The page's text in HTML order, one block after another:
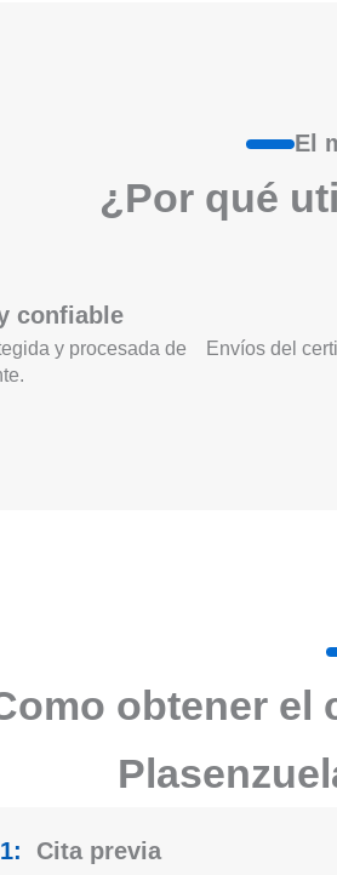
El
¿Por qué
confiable
y procesada de
Envíos del
obtener el
Cita previa